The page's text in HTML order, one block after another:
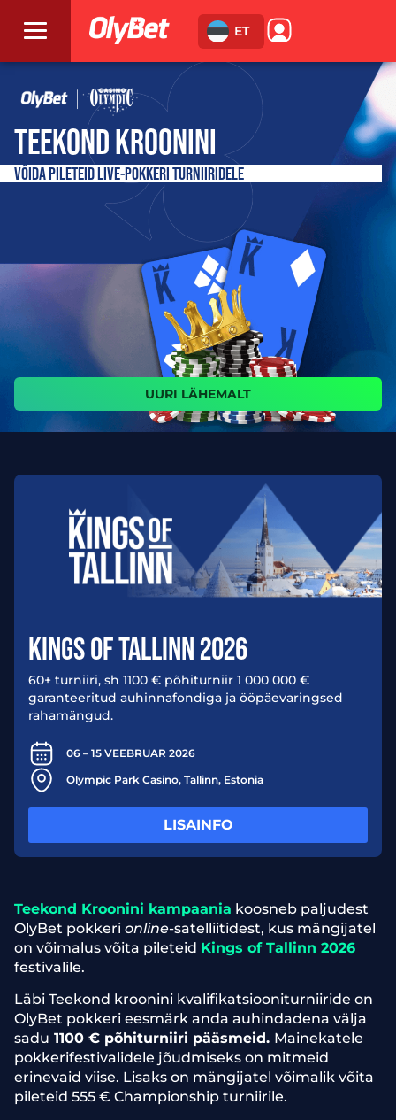
ET
TEEKOND KROONINI
VÕIDA PILETEID LIVE-POKKERI TURNIIRIDELE
UURI LÄHEMALT
KINGS OF TALLINN 2026
60+ turniiri, sh 1100 € põhiturniir 1 000 000 €
garanteeritud auhinnafondiga ja ööpäevaringsed
rahamängud.
06 – 15 VEEBRUAR 2026
Olympic Park Casino, Tallinn, Estonia
LISAINFO
Teekond Kroonini kampaania koosneb paljudest
OlyBet pokkeri online-satelliitidest, kus mängijatel
on võimalus võita pileteid Kings of Tallinn 2026
festivalile.
Läbi Teekond kroonini kvalifikatsiooniturniiride on
OlyBet pokkeri eesmärk anda auhindadena välja
sadu 1100 € põhiturniiri pääsmeid. Mainekatele
pokkerifestivalidele jõudmiseks on mitmeid
erinevaid viise. Lisaks on mängijatel võimalik võita
pileteid 555 € Championship turniirile.